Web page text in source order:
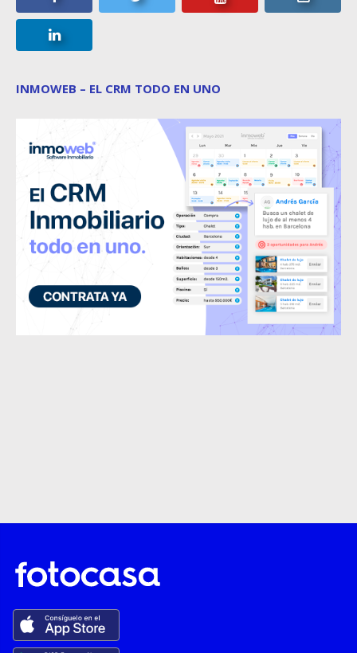
INMOWEB – EL CRM TODO EN UNO